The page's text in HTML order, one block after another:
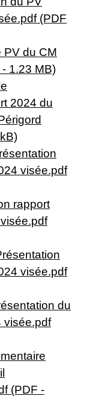
(PDF
PV du CM
1.23 MB)
2024 du
visée.pdf
rapport
visée.pdf
du
visée.pdf
(PDF -